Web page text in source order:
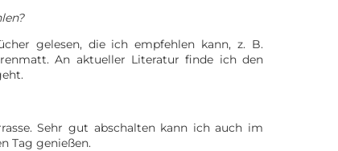
gelesen, die ich empfehlen kann, z. B.
An aktueller Literatur finde ich den
Sehr gut abschalten kann ich auch im
Tag genießen.